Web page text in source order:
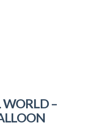
WORLD –